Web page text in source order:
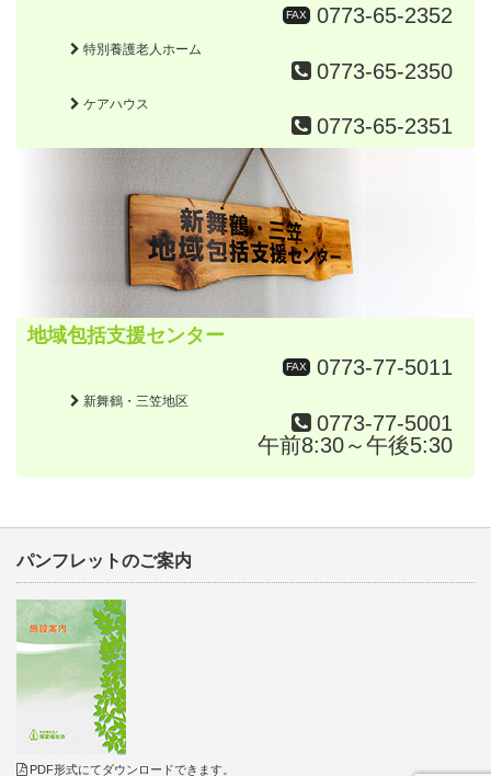
FAX 0773-65-2352
特別養護老人ホーム
0773-65-2350
ケアハウス
0773-65-2351
地域包括支援センター
FAX 0773-77-5011
新舞鶴・三笠地区
0773-77-5001
午前8:30～午後5:30
パンフレットのご案内
PDF形式にてダウンロードできます。